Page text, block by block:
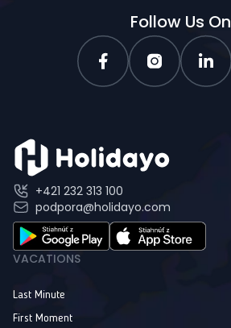
Follow Us On
+421 232 313 100
podpora@holidayo.com
VACATIONS
Last Minute
First Moment